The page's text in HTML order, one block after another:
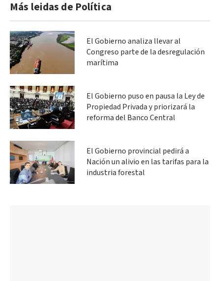
Más leidas de Política
El Gobierno analiza llevar al
Congreso parte de la desregulación
marítima
El Gobierno puso en pausa la Ley de
Propiedad Privada y priorizará la
reforma del Banco Central
El Gobierno provincial pedirá a
Nación un alivio en las tarifas para la
industria forestal